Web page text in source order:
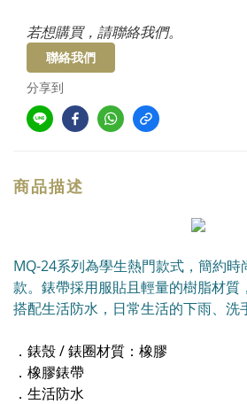
若想購買，請聯絡我們。
聯絡我們
分享到
商品描述
MQ-24系列為學生熱門款式，簡約
款。錶帶採用服貼且輕量的樹脂材質
搭配生活防水，日常生活的下雨、洗
．錶殼 / 錶圈材質：橡膠
．橡膠錶帶
．生活防水